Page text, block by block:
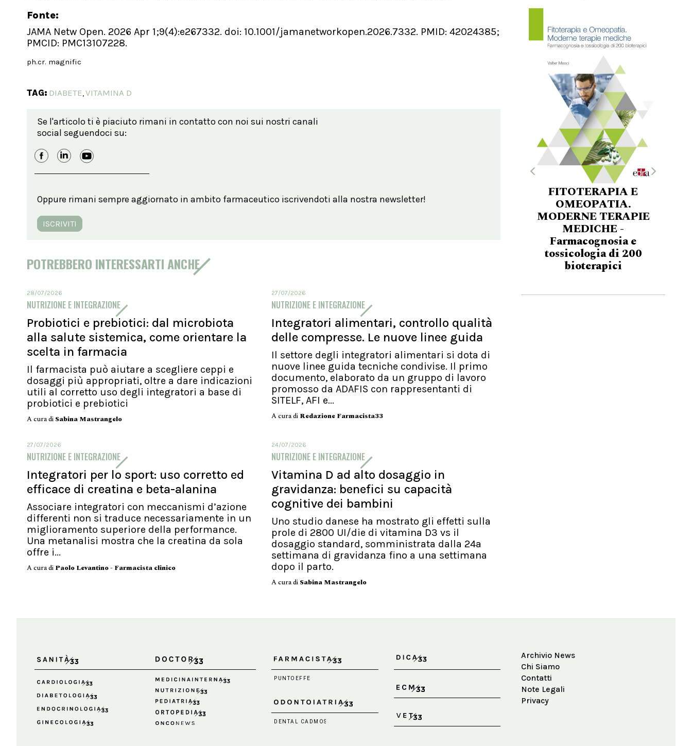
Fonte:
JAMA Netw Open. 2026 Apr 1;9(4):e267332. doi: 10.1001/jamanetworkopen.2026.7332. PMID: 42024385;
PMCID: PMC13107228.
ph.cr. magnific
TAG: DIABETE,VITAMINA D
Se l'articolo ti è piaciuto rimani in contatto con noi sui nostri canali
social seguendoci su:
Oppure rimani sempre aggiornato in ambito farmaceutico iscrivendoti alla nostra newsletter!
ISCRIVITI
POTREBBERO INTERESSARTI ANCHE
28/07/2026
NUTRIZIONE E INTEGRAZIONE
Probiotici e prebiotici: dal microbiota
alla salute sistemica, come orientare la
scelta in farmacia
Il farmacista può aiutare a scegliere ceppi e
dosaggi più appropriati, oltre a dare indicazioni
utili al corretto uso degli integratori a base di
probiotici e prebiotici
A cura di Sabina Mastrangelo
27/07/2026
NUTRIZIONE E INTEGRAZIONE
Integratori alimentari, controllo qualità
delle compresse. Le nuove linee guida
Il settore degli integratori alimentari si dota di
nuove linee guida tecniche condivise. Il primo
documento, elaborato da un gruppo di lavoro
promosso da ADAFIS con rappresentanti di
SITELF, AFI e...
A cura di Redazione Farmacista33
27/07/2026
NUTRIZIONE E INTEGRAZIONE
Integratori per lo sport: uso corretto ed
efficace di creatina e beta-alanina
Associare integratori con meccanismi d’azione
differenti non si traduce necessariamente in un
miglioramento superiore della performance.
Una metanalisi mostra che la creatina da sola
offre i...
A cura di Paolo Levantino - Farmacista clinico
24/07/2026
NUTRIZIONE E INTEGRAZIONE
Vitamina D ad alto dosaggio in
gravidanza: benefici su capacità
cognitive dei bambini
Uno studio danese ha mostrato gli effetti sulla
prole di 2800 UI/die di vitamina D3 vs il
dosaggio standard, somministrata dalla 24a
settimana di gravidanza fino a una settimana
dopo il parto.
A cura di Sabina Mastrangelo
FITOTERAPIA E
OMEOPATIA.
MODERNE TERAPIE
MEDICHE -
Farmacognosia e
tossicologia di 200
bioterapici
Archivio News
Chi Siamo
Contatti
Note Legali
Privacy